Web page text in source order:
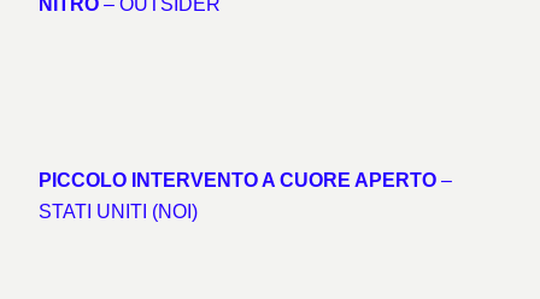
PICCOLO INTERVENTO A CUORE APERTO –
STATI UNITI (NOI)